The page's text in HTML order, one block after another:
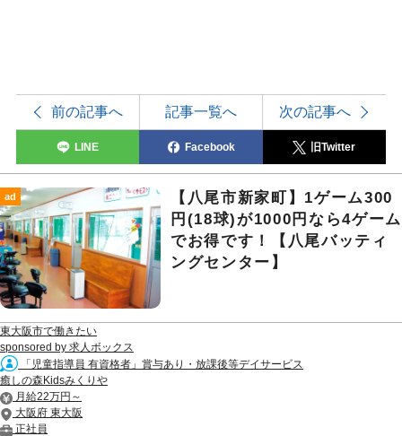
前の記事へ 記事一覧へ 次の記事へ
LINE Facebook 旧Twitter
ad
【八尾市新家町】1ゲーム300
円(18球)が1000円なら4ゲーム
でお得です！【八尾バッティ
ングセンター】
東大阪市で働きたい
sponsored by 求人ボックス
「児童指導員 有資格者」賞与あり・放課後等デイサービス
癒しの森Kidsみくりや
月給22万円～
大阪府 東大阪
正社員